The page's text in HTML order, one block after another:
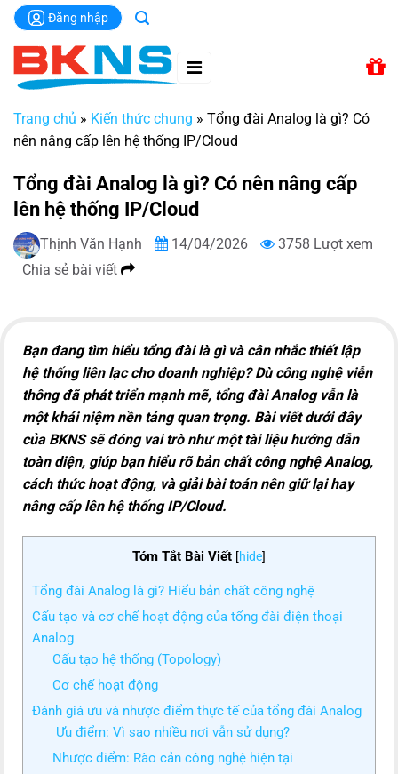
Chuyển
đến
dung
Đăng nhập
Trang chủ » Kiến thức chung » Tổng đài Analog là gì? Có
nên nâng cấp lên hệ thống IP/Cloud
Tổng đài Analog là gì? Có nên nâng cấp
lên hệ thống IP/Cloud
Thịnh Văn Hạnh 14/04/2026
3758 Lượt xem
Chia sẻ bài viết
Bạn đang tìm hiểu tổng đài là gì và cân nhắc thiết lập
hệ thống liên lạc cho doanh nghiệp? Dù công nghệ viễn
thông đã phát triển mạnh mẽ, tổng đài Analog vẫn là
một khái niệm nền tảng quan trọng. Bài viết dưới đây
của BKNS sẽ đóng vai trò như một tài liệu hướng dẫn
toàn diện, giúp bạn hiểu rõ bản chất công nghệ Analog,
cách thức hoạt động, và giải bài toán nên giữ lại hay
nâng cấp lên hệ thống IP/Cloud.
Tóm Tắt Bài Viết [hide]
Tổng đài Analog là gì? Hiểu bản chất công nghệ
Cấu tạo và cơ chế hoạt động của tổng đài điện thoại
Analog
Cấu tạo hệ thống (Topology)
Cơ chế hoạt động
Đánh giá ưu và nhược điểm thực tế của tổng đài Analog
Ưu điểm: Vì sao nhiều nơi vẫn sử dụng?
Nhược điểm: Rào cản công nghệ hiện tại